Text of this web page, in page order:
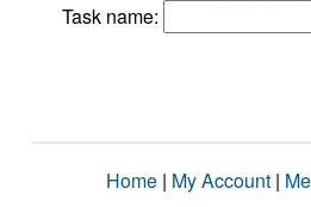
Task name:
Home | My Account |